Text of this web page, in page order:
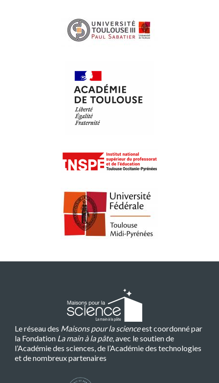
Le réseau des Maisons pour la scienceest coordonné par
la Fondation La main à la pâte, avec le soutien de
l’Académie des sciences, de l’Académie des technologies
et de nombreux partenaires